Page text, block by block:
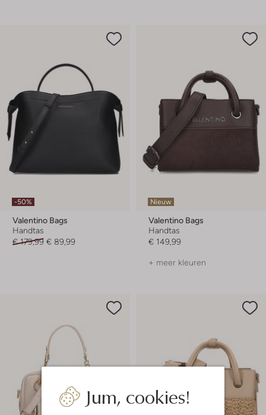
Jum, cookies!
-50%
Valentino Bags
Handtas
€ 179,99 € 89,99
Nieuw
Valentino Bags
Handtas
€ 149,99
+ meer kleuren